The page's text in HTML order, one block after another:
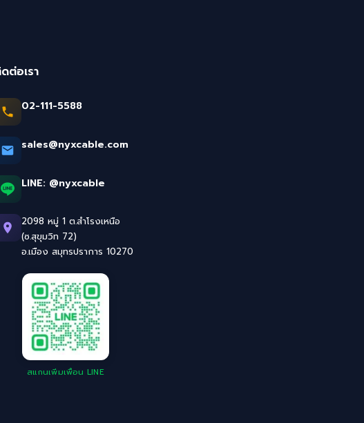
ต่อเรา
02-111-5588
sales@nyxcable.com
LINE: @nyxcable
2098 หมู่ 1 ต.สำโรงเหนือ
(ซ.สุขุมวิท 72)
อ.เมือง สมุทรปราการ 10270
สแกนเพิ่มเพื่อน LINE